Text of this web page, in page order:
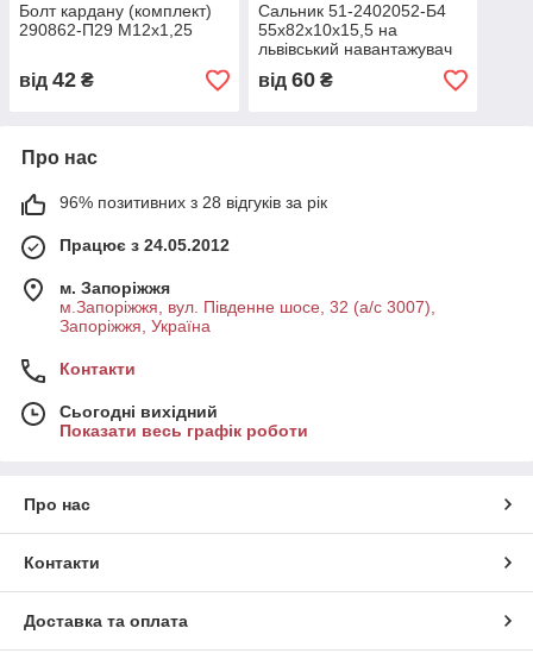
Болт кардану (комплект)
290862-П29 М12х1,25
від 42 ₴
Сальник 51-2402052-Б4
55х82х10х15,5 на
львівський навантажувач
від 60₴
Про нас
96% позитивних з 28 відгуків за рік
Працює з 24.05.2012
м. Запоріжжя
м.Запоріжжя, вул. Південне шосе, 32 (а/с 3007),
Запоріжжя, Україна
Контакти
Сьогодні вихідний
Показати весь графік роботи
Про нас
Контакти
Доставка та оплата